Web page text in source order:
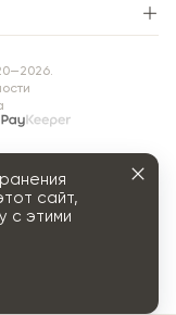
сайт,
с этими